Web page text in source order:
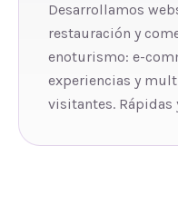
Desarrollamos
restauración y
enoturismo: e-
experiencias y
visitantes. Rápidas